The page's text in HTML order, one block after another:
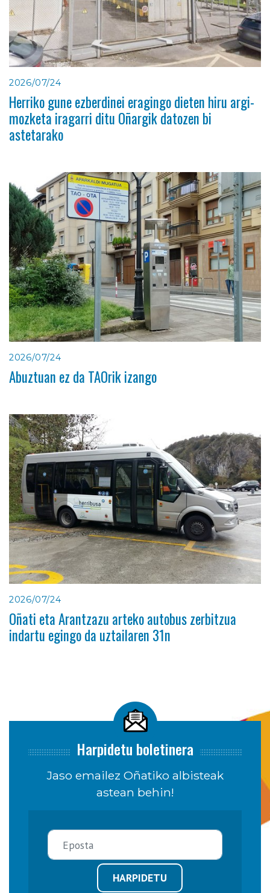
2026/07/24
Herriko gune ezberdinei eragingo dieten hiru argi-
mozketa iragarri ditu Oñargik datozen bi
astetarako
2026/07/24
Abuztuan ez da TAOrik izango
2026/07/24
Oñati eta Arantzazu arteko autobus zerbitzua
indartu egingo da uztailaren 31n
Harpidetu boletinera
Jaso emailez Oñatiko albisteak
astean behin!
HARPIDETU